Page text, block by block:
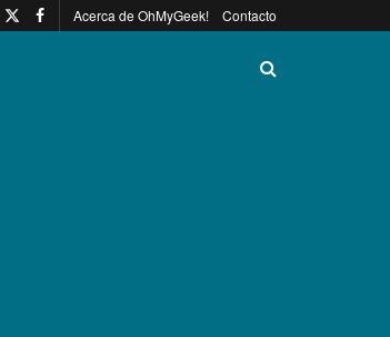
Acerca de OhMyGeek! Contacto